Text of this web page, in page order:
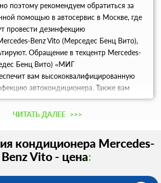
поэтому рекомендуем обратиться за
помощью в автосервис в Москве, где
провести дезинфекцию
Benz Vito (Мерседес Бенц Вито),
Обращение в техцентр Mercedes-
Бенц Вито) «МИГ
вам высококвалифицированную
автокондиционера. Также вам
использования кондиционера
специалисты нашего
ЧИТАТЬ ДАЛЕЕ >>>
кондиционера Mercedes-
Benz Vito - цена: